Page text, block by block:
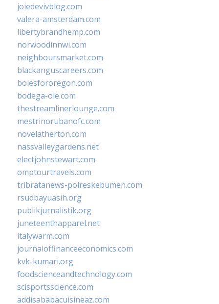
joiedevivblog.com
valera-amsterdam.com
libertybrandhemp.com
norwoodinnwi.com
neighboursmarket.com
blackanguscareers.com
bolesfororegon.com
bodega-ole.com
thestreamlinerlounge.com
mestrinorubanofc.com
novelatherton.com
nassvalleygardens.net
electjohnstewart.com
omptourtravels.com
tribratanews-polreskebumen.com
rsudbayuasih.org
publikjurnalistik.org
juneteenthapparel.net
italywarm.com
journaloffinanceeconomics.com
kvk-kumari.org
foodscienceandtechnology.com
scisportsscience.com
addisababacuisineaz.com